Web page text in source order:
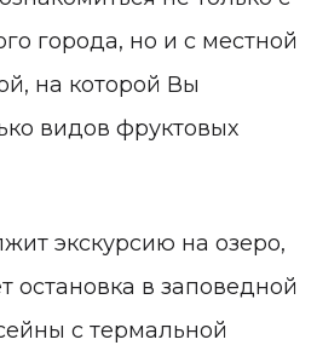
города, но и с местной
на которой Вы
видов фруктовых
экскурсию на озеро,
остановка в заповедной
с термальной